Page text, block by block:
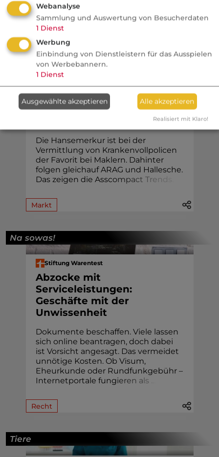
Fehlentscheidungen und kritisiert
gängige Investorenlogiken.
VersicherungsJournal
PKV Voll: Mehrkampf um die
Führung im Maklervertrieb
Die Hansemerkur ist bei der
Vermittlung von Krankenvollpolicen
der Favorit bei Maklern. Dahinter
folgen gleichauf ARAG und Hallesche.
Das zeigen die Asscompact Trend
Markt
Na sowas!
Stiftung Warentest
Abzocke mit
Serviceleistungen:
Geschäfte mit der
Unwissenheit
Dokumente beschaffen. Viele lassen
sich online beantragen, doch dabei
ist Vorsicht angesagt. Das vermeidet
unnötige Kosten. Ob Visum,
Eheur­kunde oder Rund­funk­gebühr –
Internetportale fungieren als
Recht
Tiere
Webanalyse
Sammlung und Auswertung von Besucherdaten
1 Dienst
Werbung
Einbindung von Dienstleistern für das Ausspielen
von Werbebannern.
1 Dienst
Ausgewählte akzeptieren Alle akzeptieren
Realisiert mit Klaro!